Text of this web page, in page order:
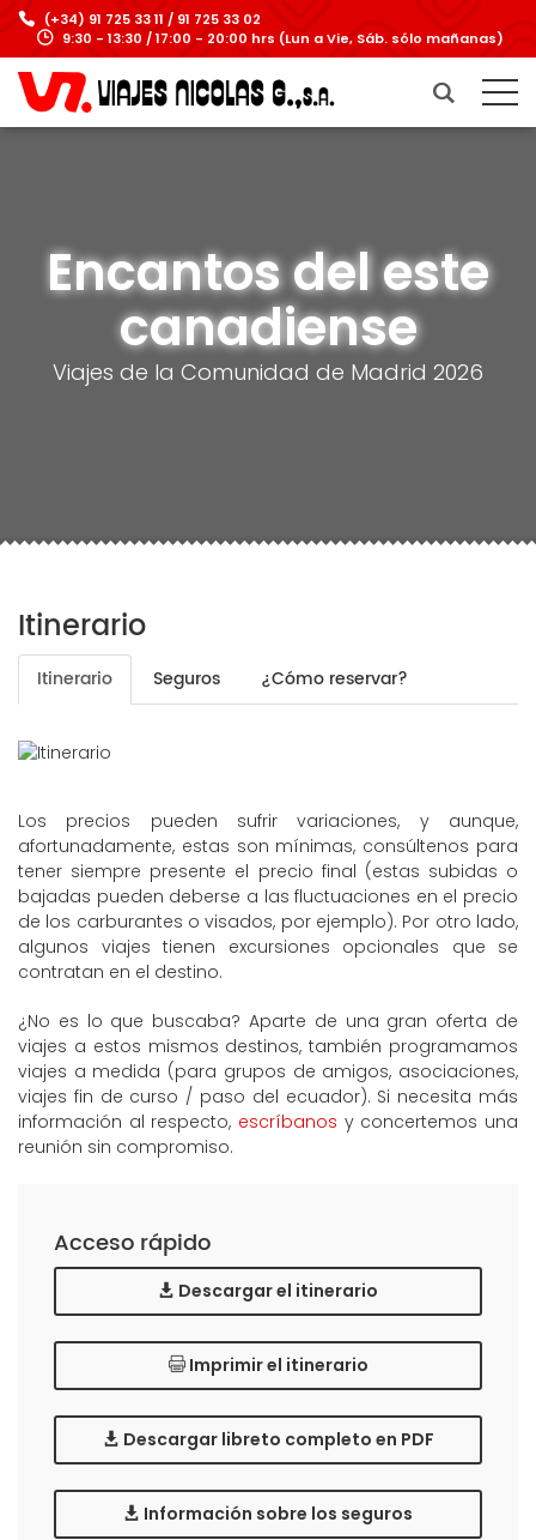
(+34) 91 725 33 11 / 91 725 33 02
9:30 - 13:30 / 17:00 - 20:00 hrs (Lun a Vie, Sáb. sólo mañanas)
Encantos del este
canadiense
Viajes de la Comunidad de Madrid 2026
Itinerario
Itinerario Seguros ¿Cómo reservar?
Los precios pueden sufrir variaciones, y aunque,
afortunadamente, estas son mínimas, consúltenos para
tener siempre presente el precio final (estas subidas o
bajadas pueden deberse a las fluctuaciones en el precio
de los carburantes o visados, por ejemplo). Por otro lado,
algunos viajes tienen excursiones opcionales que se
contratan en el destino.
¿No es lo que buscaba? Aparte de una gran oferta de
viajes a estos mismos destinos, también programamos
viajes a medida (para grupos de amigos, asociaciones,
viajes fin de curso / paso del ecuador). Si necesita más
información al respecto, escríbanos y concertemos una
reunión sin compromiso.
Acceso rápido
Descargar el itinerario
Imprimir el itinerario
Descargar libreto completo en PDF
Información sobre los seguros